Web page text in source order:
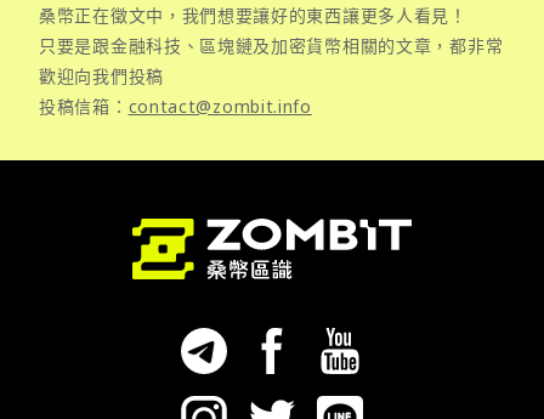
桑幣正在徵文中，我們想要讓好的東西讓更多人看見！
只要是跟金融科技、區塊鏈及加密貨幣相關的文章，都非常
歡迎向我們投稿
投稿信箱： contact@zombit.info